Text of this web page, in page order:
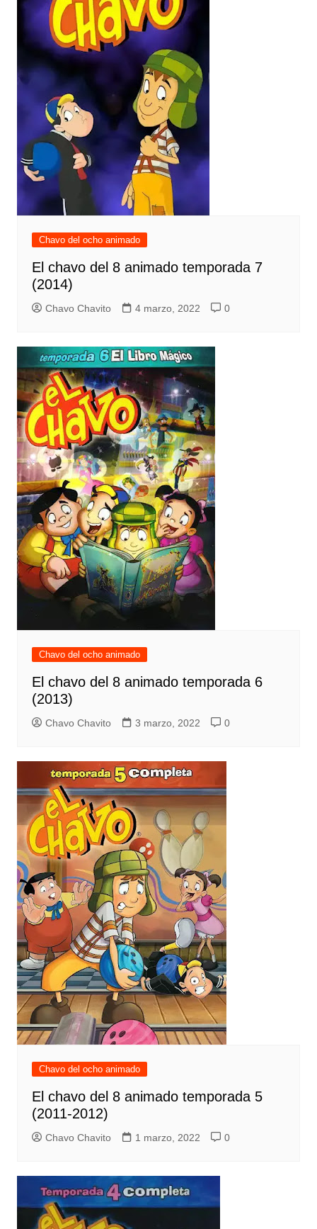
Chavo del ocho animado
El chavo del 8 animado temporada 7
(2014)
Chavo Chavito 4 marzo, 2022 0
Chavo del ocho animado
El chavo del 8 animado temporada 6
(2013)
Chavo Chavito 3 marzo, 2022 0
Chavo del ocho animado
El chavo del 8 animado temporada 5
(2011-2012)
Chavo Chavito 1 marzo, 2022 0